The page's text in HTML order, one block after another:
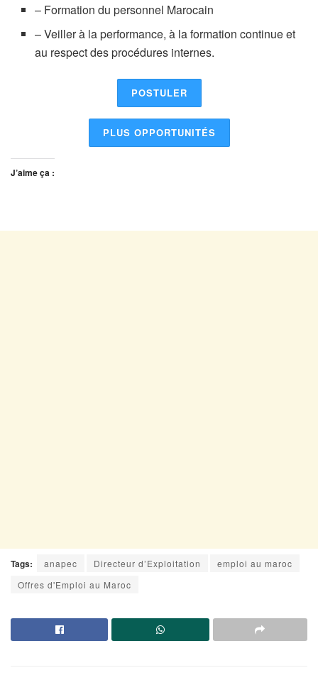
– Formation du personnel Marocain
– Veiller à la performance, à la formation continue et
au respect des procédures internes.
POSTULER
PLUS OPPORTUNITÉS
J’aime ça :
Tags: anapec Directeur d’Exploitation
emploi au maroc
Offres d'Emploi au Maroc